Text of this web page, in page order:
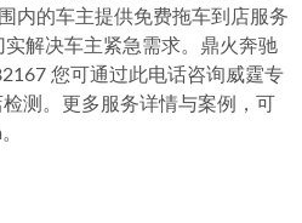
内的车主提供免费拖车到店服务
解决车主紧急需求。鼎火奔驰
您可通过此电话咨询威霆专
测。更多服务详情与案例，可